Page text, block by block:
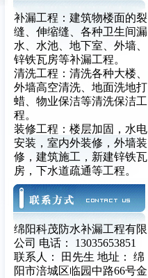
补漏工程：建筑物楼面的裂
缝、伸缩缝、各种卫生间漏
水、水池、地下室、外墙、
锌铁瓦房等补漏工程。
清洗工程：清洗各种大楼、
外墙高空清洗、地面洗地打
蜡、物业保洁等清洗保洁工
程。
装修工程：楼层加固，水电
安装，室内外装修，外墙装
修，建筑施工，新建锌铁瓦
房，下水道疏通等工程。
绵阳科茂防水补漏工程有限
公司 电话： 13035653851
联系人： 田先生 地址： 绵
阳市涪城区临园中路66号金